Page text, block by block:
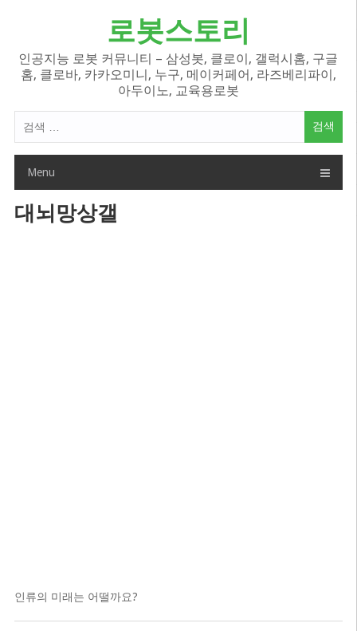
로봇스토리
인공지능 로봇 커뮤니티 – 삼성봇, 클로이, 갤럭시홈, 구글
홈, 클로바, 카카오미니, 누구, 메이커페어, 라즈베리파이,
아두이노, 교육용로봇
색
Menu
대뇌망상갤
인류의 미래는 어떨까요?